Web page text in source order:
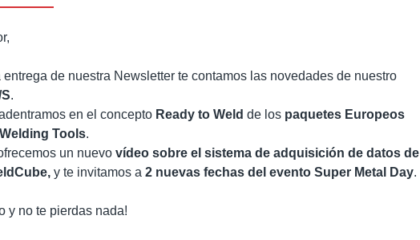
entrega de nuestra Newsletter te contamos las novedades de nuestro
.
en el concepto Ready to Weld de los paquetes Europeos
Tools.
un nuevo vídeo sobre el sistema de adquisición de datos de
y te invitamos a 2 nuevas fechas del evento Super Metal Day.
y no te pierdas nada!